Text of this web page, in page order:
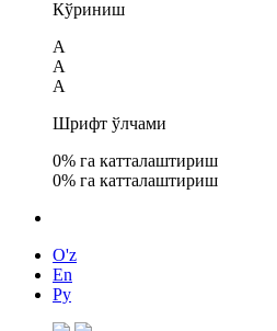
Кўриниш
A
A
A
Шрифт ўлчами
0% га катталаштириш
0% га катталаштириш
O'z
En
Ру